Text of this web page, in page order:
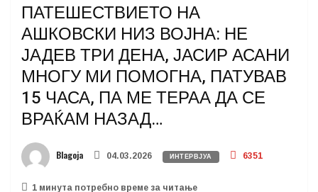
ПАТЕШЕСТВИЕТО НА
АШКОВСКИ НИЗ ВОЈНА: НЕ
ЈАДЕВ ТРИ ДЕНА, ЈАСИР АСАНИ
МНОГУ МИ ПОМОГНА, ПАТУВАВ
15 ЧАСА, ПА МЕ ТЕРАА ДА СЕ
ВРАЌАМ НАЗАД…
Blagoja 04.03.2026 ИНТЕРВЈУА 6351
1 минутa потребно време за читање